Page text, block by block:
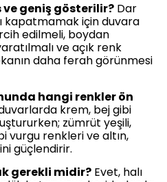
ve geniş gösterilir? Dar
kapatmamak için duvara
edilmeli, boydan
ve açık renk
daha ferah görünmesi
hangi renkler ön
krem, bej gibi
zümrüt yeşili,
vurgu renkleri ve altın,
güçlendirir.
gerekli midir? Evet, halı